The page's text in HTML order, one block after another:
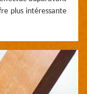
plus intéressante